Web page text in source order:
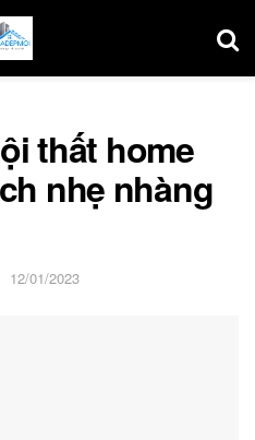
thất home
nhẹ nhàng
12/01/2023